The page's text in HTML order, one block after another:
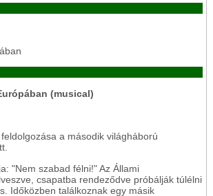
(musical)
a második világháború
"Nem szabad félni!" Az Állami
csapatba rendeződve próbálják túlélni
Időközben találkoznak egy másik